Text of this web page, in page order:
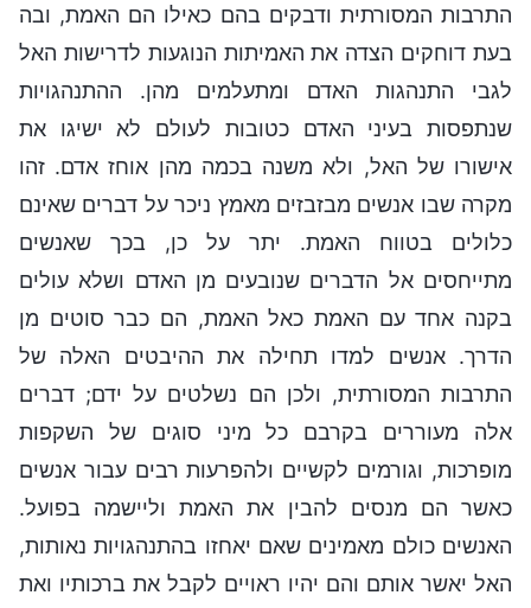
התרבות המסורתית ודבקים בהם כאילו הם האמת, ובה
בעת דוחקים הצדה את האמיתות הנוגעות לדרישות האל
לגבי התנהגות האדם ומתעלמים מהן. ההתנהגויות
שנתפסות בעיני האדם כטובות לעולם לא ישיגו את
אישורו של האל, ולא משנה בכמה מהן אוחז אדם. זהו
מקרה שבו אנשים מבזבזים מאמץ ניכר על דברים שאינם
כלולים בטווח האמת. יתר על כן, בכך שאנשים
מתייחסים אל הדברים שנובעים מן האדם ושלא עולים
בקנה אחד עם האמת כאל האמת, הם כבר סוטים מן
הדרך. אנשים למדו תחילה את ההיבטים האלה של
התרבות המסורתית, ולכן הם נשלטים על ידם; דברים
אלה מעוררים בקרבם כל מיני סוגים של השקפות
מופרכות, וגורמים לקשיים ולהפרעות רבים עבור אנשים
כאשר הם מנסים להבין את האמת וליישמה בפועל.
האנשים כולם מאמינים שאם יאחזו בהתנהגויות נאותות,
האל יאשר אותם והם יהיו ראויים לקבל את ברכותיו ואת